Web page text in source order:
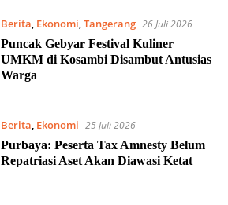
Berita, Ekonomi,Tangerang 26 Juli 2026
Puncak Gebyar Festival Kuliner
UMKM di Kosambi Disambut Antusias
Warga
Berita, Ekonomi 25 Juli 2026
Purbaya: Peserta Tax Amnesty Belum
Repatriasi Aset Akan Diawasi Ketat